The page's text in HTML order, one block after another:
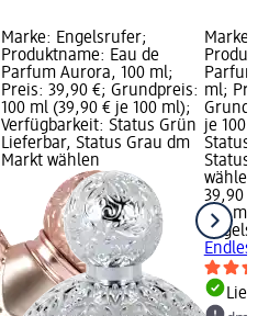
Marke: Engelsrufer;
Produktname: Eau de
Parfum Aurora, 100 ml;
Preis: 39,90 €; Grundpreis:
100 ml (39,90 € je 100 ml);
Verfügbarkeit: Status Grün
Lieferbar, Status Grau dm
Markt wählen
Marke:
Parfum
ml;
je 100
Status
Status
wählen
39,90 €
100 ml
Endless